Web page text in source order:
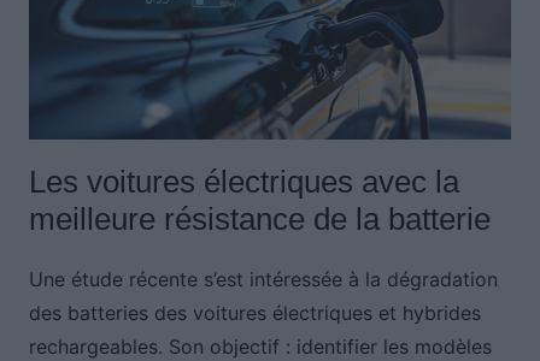
Les voitures électriques avec la
meilleure résistance de la batterie
Une étude récente s’est intéressée à la dégradation
des batteries des voitures électriques et hybrides
rechargeables. Son objectif : identifier les modèles